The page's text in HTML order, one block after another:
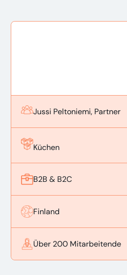
Jussi Peltoniemi, Partner
Küchen
B2B & B2C
Finland
Über 200 Mitarbeitende